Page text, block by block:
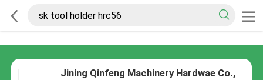
Jining Qinfeng Machinery Hardwae Co.,